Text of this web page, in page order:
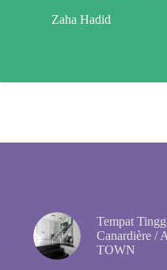
Zaha Hadid
Tempat
Canardière /
TOWN